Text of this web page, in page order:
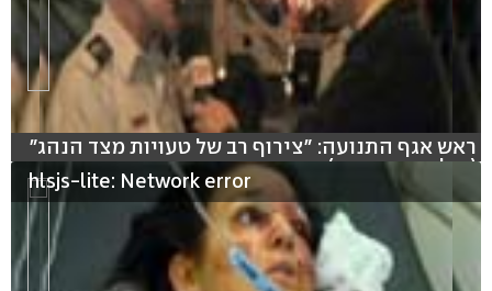
ראש אגף התנועה: "צירוף רב של טעויות מצד הנהג"
(צילום: עידו בקר)
hlsjs-lite: Network error